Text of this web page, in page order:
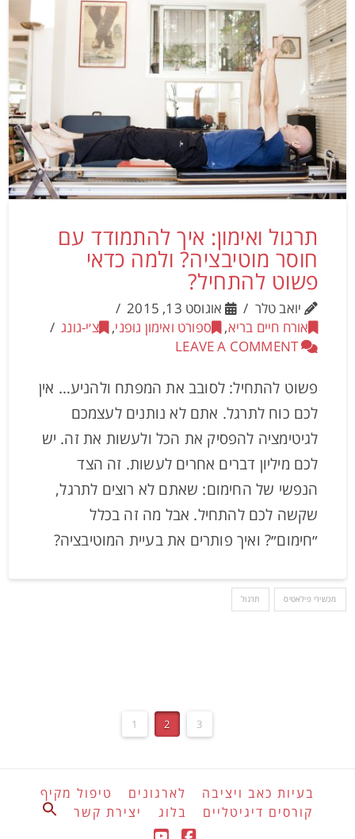
תרגול ואימון: איך להתמודד עם
חוסר מוטיבציה? ולמה כדאי
פשוט להתחיל?
יואב טלר
אוגוסט 13, 2015
אורח חיים בריא, ספורט ואימון גופני, צ׳י-גונג
LEAVE A COMMENT
פשוט להתחיל: לסובב את המפתח ולהניע… אין
לכם כוח לתרגל. אתם לא נותנים לעצמכם
לגיטימציה להפסיק את הכל ולעשות את זה. יש
לכם מיליון דברים אחרים לעשות. זה הצד
הנפשי של החימום: שאתם לא רוצים לתרגל,
שקשה לכם להתחיל. אבל מה זה בכלל
״חימום״? ואיך פותרים את בעיית המוטיבציה?
מכשירי פילאטיס תרגול
1 2 3
בעיות כאב ויציבה לארגונים
טיפול מקיף
קורסים דיגיטליים
בלוג יצירת קשר Search